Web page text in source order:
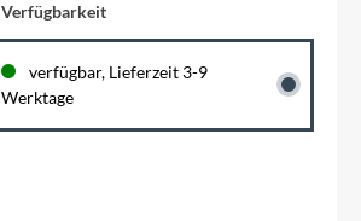
Verfügbarkeit
verfügbar, Lieferzeit 3-9
Werktage